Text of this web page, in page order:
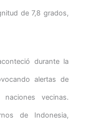
de 7,8 grados,
durante la
alertas de
vecinas.
de Indonesia,